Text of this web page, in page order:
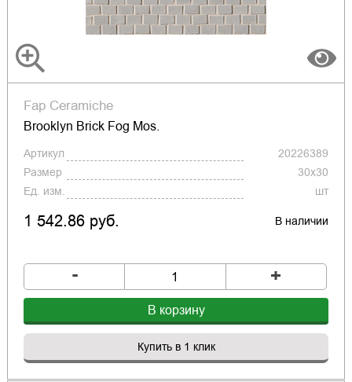
Fap Ceramiche
Brooklyn Brick Fog Mos.
Артикул
20226389
Размер
30x30
Ед. изм.
шт
1 542.86 руб. В наличии
- +
В корзину
Купить в 1 клик